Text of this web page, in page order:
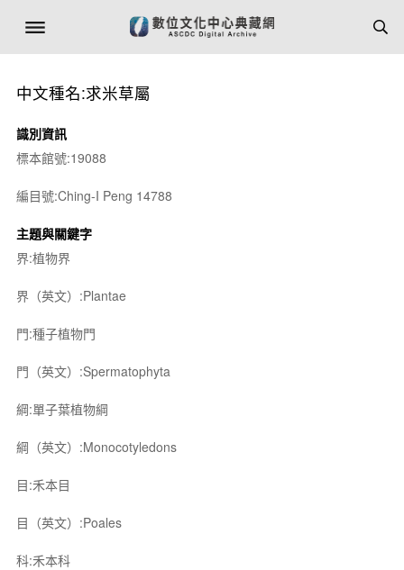
中文種名:求米草屬
識別資訊
標本館號:19088
編目號:Ching-I Peng 14788
主題與關鍵字
界:植物界
界（英文）:Plantae
門:種子植物門
門（英文）:Spermatophyta
綱:單子葉植物綱
綱（英文）:Monocotyledons
目:禾本目
目（英文）:Poales
科:禾本科